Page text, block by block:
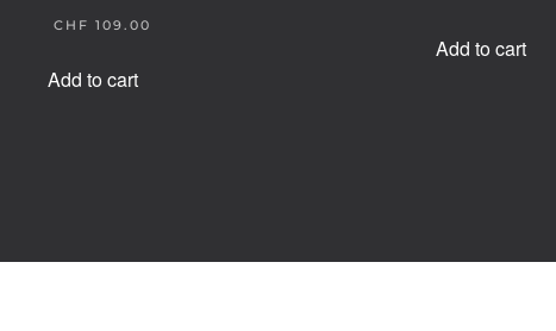
ORIGINAL
CHF 149.00.
CHF 109.00
IS:
Add to cart
Add to cart